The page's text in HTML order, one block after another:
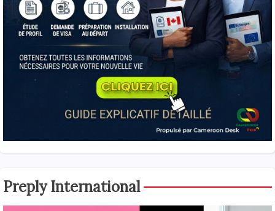
Preply International